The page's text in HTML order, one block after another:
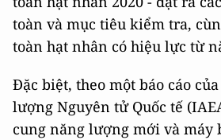
toàn và mục tiêu kiểm tra,
toàn hạt nhân có hiệu lực từ
Đặc biệt, theo một báo cáo
lượng Nguyên tử Quốc tế
cung năng lượng mới và máy